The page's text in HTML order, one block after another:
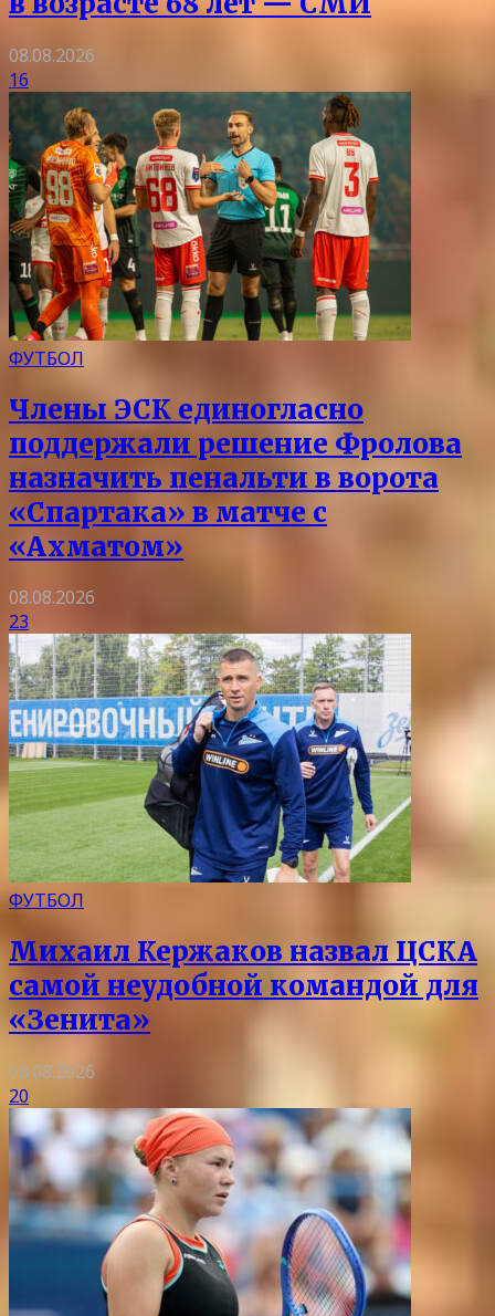
08.08.2026
16
ФУТБОЛ
Члены ЭСК единогласно
поддержали решение Фролова
назначить пенальти в ворота
«Спартака» в матче с
«Ахматом»
08.08.2026
23
ФУТБОЛ
Михаил Кержаков назвал ЦСКА
самой неудобной командой для
«Зенита»
08.08.2026
20